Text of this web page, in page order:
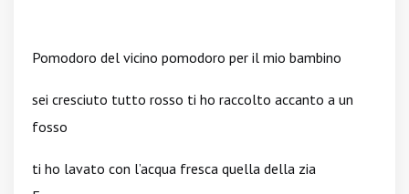
Pomodoro del vicino pomodoro per il mio bambino
sei cresciuto tutto rosso ti ho raccolto accanto a un
fosso
ti ho lavato con l’acqua fresca quella della zia